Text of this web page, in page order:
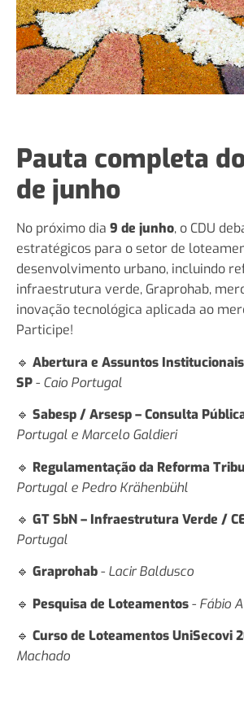
Pauta completa
de junho
No próximo dia 9 de junho, o CDU
estratégicos para o setor de
desenvolvimento urbano, incluindo
infraestrutura verde, Graprohab,
inovação tecnológica aplicada ao
Participe!
🔹 Abertura e Assuntos
SP- Caio Portugal
🔹 Sabesp / Arsesp – Consulta
Portugal e Marcelo Galdieri
🔹 Regulamentação da Reforma
Portugal e Pedro Krähenbühl
🔹 GT SbN – Infraestrutura Verde /
Portugal
🔹 Graprohab- Lacir Baldusco
🔹 Pesquisa de Loteamentos- Fábio
🔹 Curso de Loteamentos UniSecovi
Machado